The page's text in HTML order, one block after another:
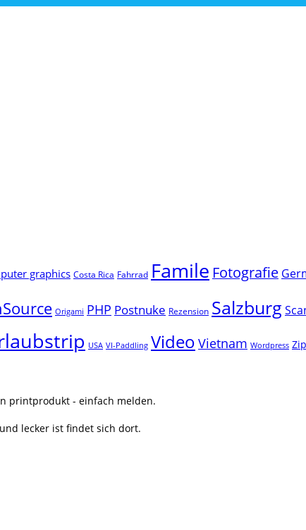
graphics Costa Rica Fahrrad Famile Fotografie
Origami PHP Postnuke Rezension Salzburg
USA VI-Paddling Video Vietnam Wordpress
printprodukt - einfach melden.
lecker ist findet sich dort.